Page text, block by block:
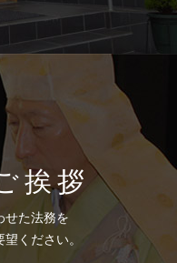
挨拶
せた法務を
ください。